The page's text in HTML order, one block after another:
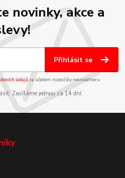
novinky, akce a
Přihlásit se
údajůza účelem rozesílky newsletteru.
Zasíláme jednou za 14 dní.